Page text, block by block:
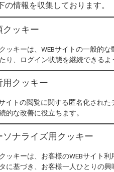
要となる各種料金のご案
みです。
年5月19日以降のご搭乗分
ラス（プレミアムクラス
の情報を収集しております。
クッキー
ッキーは、WEBサイトの一般的
り、ログイン状態を継続できるよ
用クッキー
イトの閲覧に関する匿名化され
的な改善に役立ちます。
ソナライズ用クッキー
ッキーは、お客様のWEBサイト
に基づき、お客様一人ひとりの